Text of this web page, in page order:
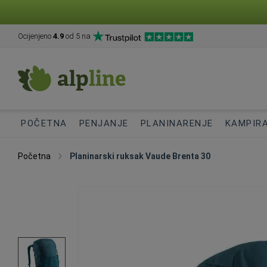
Ocijenjeno 4.9 od 5 na
POČETNA PENJANJE PLANINARENJE
Početna Planinarski ruksak Vaude Brenta 30
of
the